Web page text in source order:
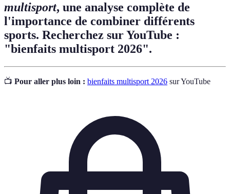
multisport, une analyse complète de
l'importance de combiner différents
sports. Recherchez sur YouTube :
"bienfaits multisport 2026".
📺 Pour aller plus loin : bienfaits multisport 2026 sur YouTube